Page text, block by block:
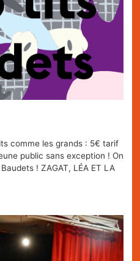
comme les grands : 5€ tarif
public sans exception ! On
! ZAGAT, LÉA ET LA